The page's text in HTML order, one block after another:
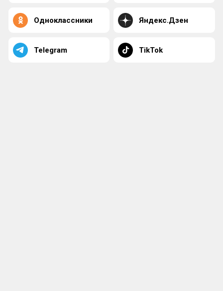
Одноклассники Яндекс.Дзен
Telegram TikTok